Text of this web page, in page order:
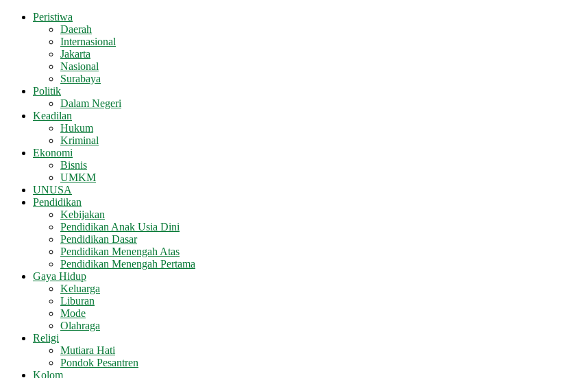
Peristiwa
Daerah
Internasional
Jakarta
Nasional
Surabaya
Politik
Dalam Negeri
Keadilan
Hukum
Kriminal
Ekonomi
Bisnis
UMKM
UNUSA
Pendidikan
Kebijakan
Pendidikan Anak Usia Dini
Pendidikan Dasar
Pendidikan Menengah Atas
Pendidikan Menengah Pertama
Gaya Hidup
Keluarga
Liburan
Mode
Olahraga
Religi
Mutiara Hati
Pondok Pesantren
Kolom